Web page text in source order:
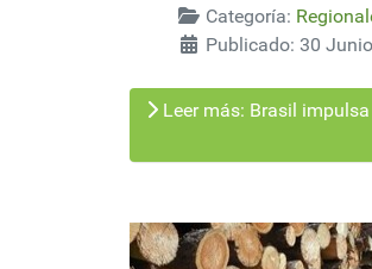
Categoría:
Publicado: 30
Leer más: Brasil